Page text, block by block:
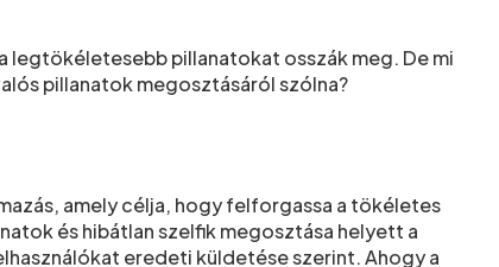
legtökéletesebb pillanatokat osszák meg. De mi
pillanatok megosztásáról szólna?
amely célja, hogy felforgassa a tökéletes
és hibátlan szelfik megosztása helyett a
eredeti küldetése szerint. Ahogy a